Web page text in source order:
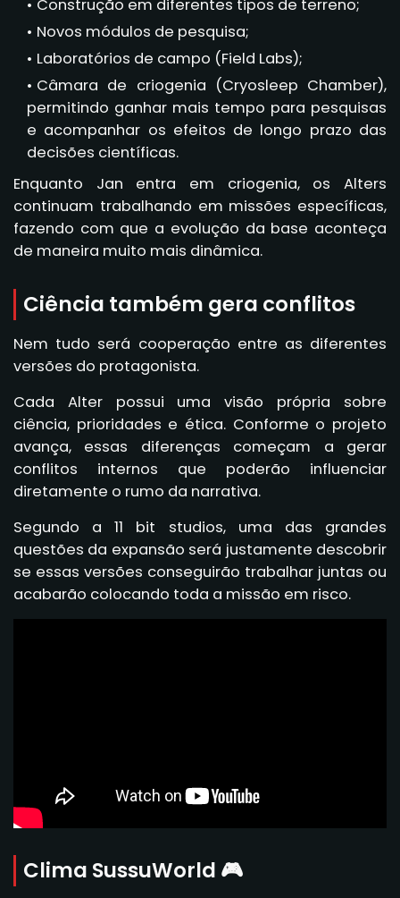
Construção em diferentes tipos de terreno;
Novos módulos de pesquisa;
Laboratórios de campo (Field Labs);
Câmara de criogenia (Cryosleep Chamber),
permitindo ganhar mais tempo para pesquisas
e acompanhar os efeitos de longo prazo das
decisões científicas.
Enquanto Jan entra em criogenia, os Alters
continuam trabalhando em missões específicas,
fazendo com que a evolução da base aconteça
de maneira muito mais dinâmica.
Ciência também gera conflitos
Nem tudo será cooperação entre as diferentes
versões do protagonista.
Cada Alter possui uma visão própria sobre
ciência, prioridades e ética. Conforme o projeto
avança, essas diferenças começam a gerar
conflitos internos que poderão influenciar
diretamente o rumo da narrativa.
Segundo a 11 bit studios, uma das grandes
questões da expansão será justamente descobrir
se essas versões conseguirão trabalhar juntas ou
acabarão colocando toda a missão em risco.
Clima SussuWorld 🎮